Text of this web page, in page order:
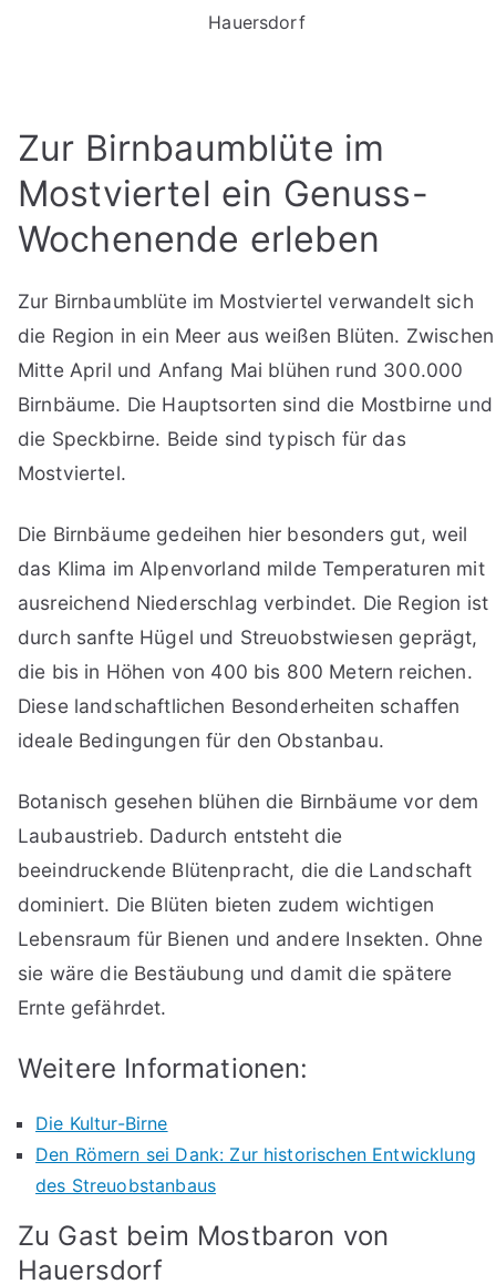
Hauersdorf
Zur Birnbaumblüte im
Mostviertel ein Genuss-
Wochenende erleben
Zur Birnbaumblüte im Mostviertel verwandelt sich
die Region in ein Meer aus weißen Blüten. Zwischen
Mitte April und Anfang Mai blühen rund 300.000
Birnbäume. Die Hauptsorten sind die Mostbirne und
die Speckbirne. Beide sind typisch für das
Mostviertel.
Die Birnbäume gedeihen hier besonders gut, weil
das Klima im Alpenvorland milde Temperaturen mit
ausreichend Niederschlag verbindet. Die Region ist
durch sanfte Hügel und Streuobstwiesen geprägt,
die bis in Höhen von 400 bis 800 Metern reichen.
Diese landschaftlichen Besonderheiten schaffen
ideale Bedingungen für den Obstanbau.
Botanisch gesehen blühen die Birnbäume vor dem
Laubaustrieb. Dadurch entsteht die
beeindruckende Blütenpracht, die die Landschaft
dominiert. Die Blüten bieten zudem wichtigen
Lebensraum für Bienen und andere Insekten. Ohne
sie wäre die Bestäubung und damit die spätere
Ernte gefährdet.
Weitere Informationen:
Die Kultur-Birne
Den Römern sei Dank: Zur historischen Entwicklung
des Streuobstanbaus
Zu Gast beim Mostbaron von
Hauersdorf